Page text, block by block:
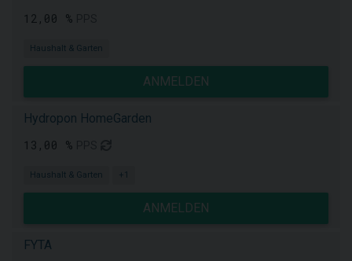
12,00 %
Haushalt & Garten
ANMELDEN
Hydropon HomeGarden
13,00 %
Haushalt & Garten +1
ANMELDEN
FYTA